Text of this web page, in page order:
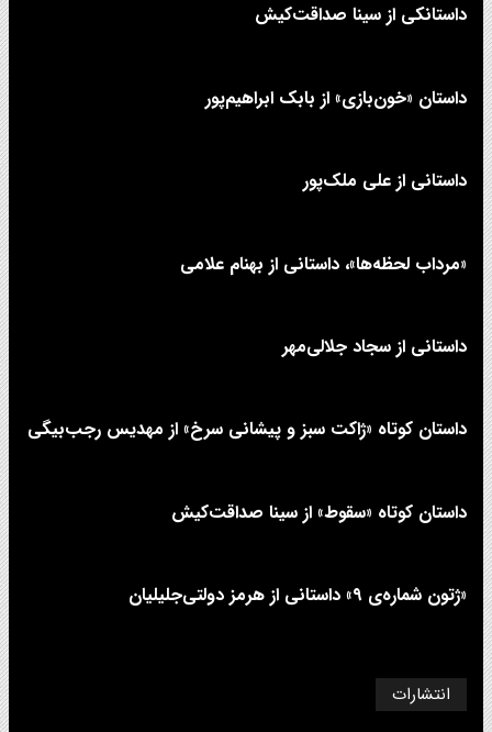
داستانکی از سینا صداقت‌کیش
داستان «خون‌بازی» از بابک ابراهیم‌پور
داستانی از علی‌ ملک‌پور
«مرداب لحظه‌ها»، داستانی از بهنام علامی
داستانی از سجاد جلالی‌مهر
داستان کوتاه «ژاکت سبز و پیشانی سرخ» از مهدیس رجب‌بیگی
داستان کوتاه «سقوط» از سینا صداقت‌کیش
«ژتون شماره‌ی ۹» داستانی از هرمز دولتی‌جلیلیان
انتشارات